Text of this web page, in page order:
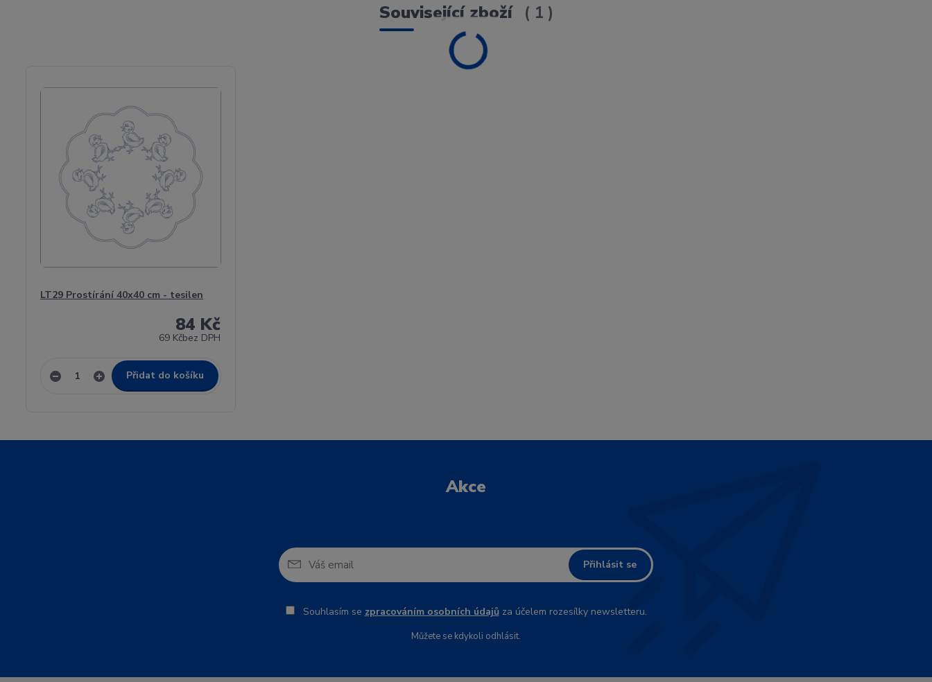
Související zboží 1
LT29 Prostírání 40x40 cm - tesilen
84 Kč
69 Kčbez DPH
Přidat do košíku
Akce
Přihlásit se
Souhlasím se zpracováním osobních údajůza účelem rozesílky newsletteru.
Můžete se kdykoli odhlásit.